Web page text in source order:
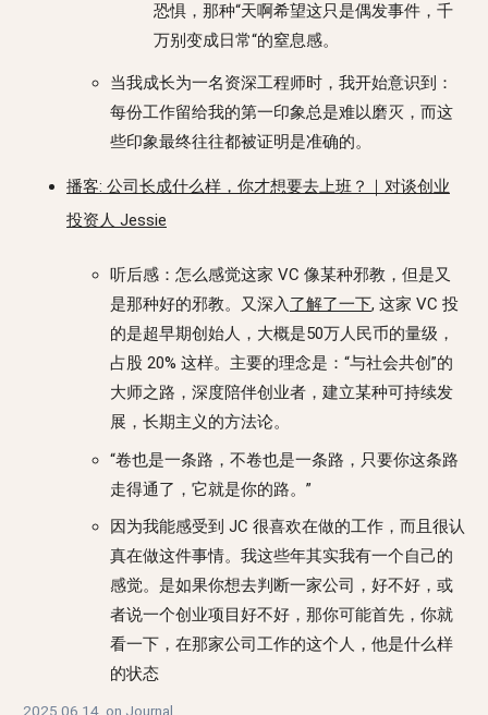
恐惧，那种“天啊希望这只是偶发事件，千
万别变成日常“的窒息感。
当我成长为一名资深工程师时，我开始意识到：
每份工作留给我的第一印象总是难以磨灭，而这
些印象最终往往都被证明是准确的。
播客: 公司长成什么样，你才想要去上班？｜对谈创业
投资人 Jessie
听后感：怎么感觉这家 VC 像某种邪教，但是又
是那种好的邪教。又深入了解了一下, 这家 VC 投
的是超早期创始人，大概是50万人民币的量级，
占股 20% 这样。主要的理念是：“与社会共创”的
大师之路，深度陪伴创业者，建立某种可持续发
展，长期主义的方法论。
“卷也是一条路，不卷也是一条路，只要你这条路
走得通了，它就是你的路。”
因为我能感受到 JC 很喜欢在做的工作，而且很认
真在做这件事情。我这些年其实我有一个自己的
感觉。是如果你想去判断一家公司，好不好，或
者说一个创业项目好不好，那你可能首先，你就
看一下，在那家公司工作的这个人，他是什么样
的状态
2025.06.14 on Journal